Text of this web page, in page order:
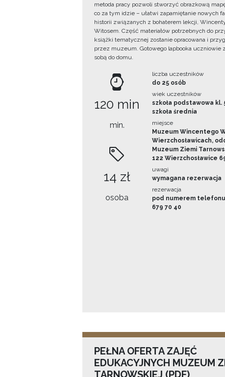
metoda pracy pozwoli stworzyć obrazkową
co za tym idzie – ułatwi zapamiętanie nowych
historii związanych z bohaterem lekcji,
Witosem. Część materiałów potrzebnych do
książki tematycznej zostanie opracowana i
przez muzeum. Gotowego lapbooka uczniowie
sobą do domu.
120 min
min.
14 zł
osoba
liczba uczestników
do 25 osób
wiek uczestników
szkoła podstawowa kl.
szkoła średnia
miejsce
Muzeum Wincentego
Wierzchosławicach,
Muzeum Ziemi
122 Wierzchosławice
uwagi
wymagana rezerwacja
rezerwacja
pod numerem
679 70 40
PEŁNA OFERTA ZAJĘĆ
EDUKACYJNYCH MUZEUM